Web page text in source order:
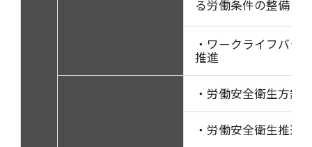
る労働条件の整備
・ワークライフバラ
推進
・労働安全衛生方針
・労働安全衛生推進